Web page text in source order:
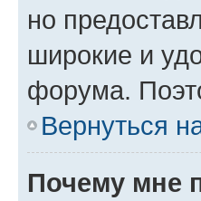
но
широкие и
форума.
Вернуться
Почему мне